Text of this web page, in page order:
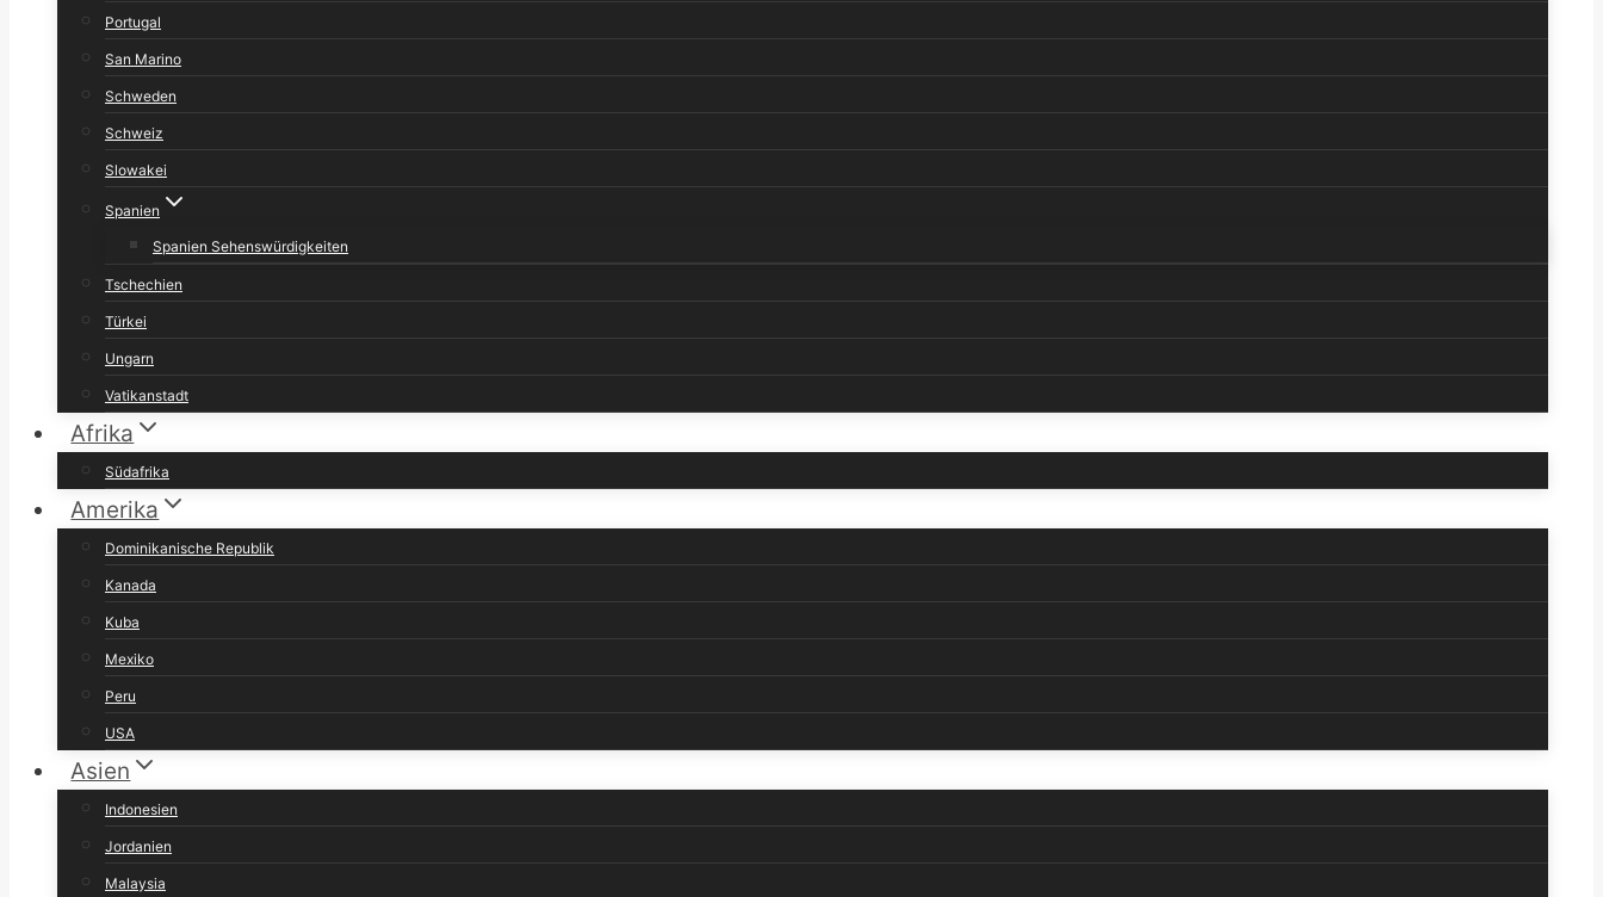
Portugal
San Marino
Schweden
Schweiz
Slowakei
Spanien
Spanien Sehenswürdigkeiten
Tschechien
Türkei
Ungarn
Vatikanstadt
Afrika
Südafrika
Amerika
Dominikanische Republik
Kanada
Kuba
Mexiko
Peru
USA
Asien
Indonesien
Jordanien
Malaysia